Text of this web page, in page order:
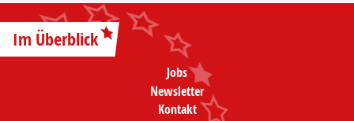
Im Überblick
Jobs
Newsletter
Kontakt